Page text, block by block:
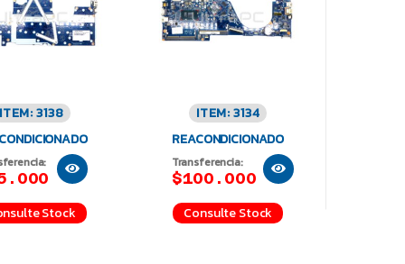
ITEM: 3138
Stock
ITEM: 3134
REACONDICIONADO
Transferencia:
$100.000
Consulte Stock